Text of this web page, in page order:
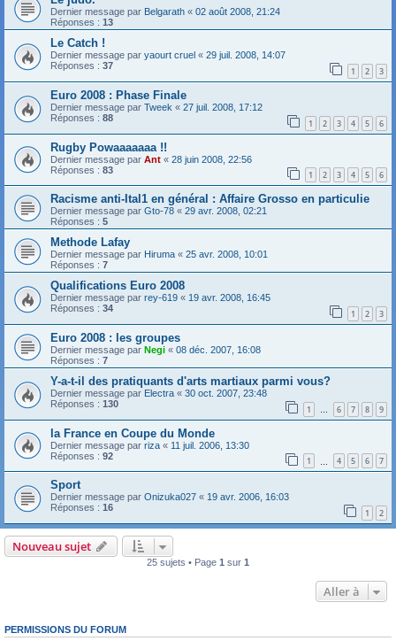
Dernier message par Belgarath « 02 août 2008, 21:24
Réponses : 13
Le Catch !
Dernier message par yaourt cruel « 29 juil. 2008, 14:07
Réponses : 37 1 2 3
Euro 2008 : Phase Finale
Dernier message par Tweek « 27 juil. 2008, 17:12
Réponses : 88 1 2 3 4 5 6
Rugby Powaaaaaaa !!
Dernier message par Ant « 28 juin 2008, 22:56
Réponses : 83 1 2 3 4 5 6
Racisme anti-Ital1 en général : Affaire Grosso en particulie
Dernier message par Gto-78 « 29 avr. 2008, 02:21
Réponses : 5
Methode Lafay
Dernier message par Hiruma « 25 avr. 2008, 10:01
Réponses : 7
Qualifications Euro 2008
Dernier message par rey-619 « 19 avr. 2008, 16:45
Réponses : 34 1 2 3
Euro 2008 : les groupes
Dernier message par Negi « 08 déc. 2007, 16:08
Réponses : 7
Y-a-t-il des pratiquants d'arts martiaux parmi vous?
Dernier message par Electra « 30 oct. 2007, 23:48
Réponses : 130 1 … 6 7 8 9
la France en Coupe du Monde
Dernier message par riza « 11 juil. 2006, 13:30
Réponses : 92 1 4 5 6 7
Sport
Dernier message par Onizuka027 « 19 avr. 2006, 16:03
Réponses : 16 1 2
Nouveau sujet
25 sujets • Page 1 sur 1
Aller à
PERMISSIONS DU FORUM